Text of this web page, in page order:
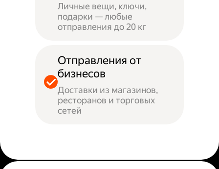
Личные вещи, ключи,
подарки — любые
отправления до 20 кг
Отправления от
бизнесов
Доставки из магазинов,
ресторанов и торговых
сетей